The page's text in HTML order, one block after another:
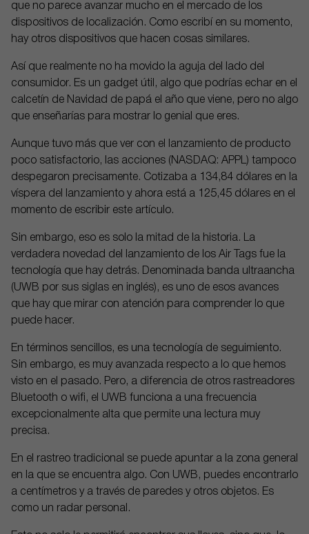
que no parece avanzar mucho en el mercado de los
dispositivos de localización. Como escribí en su momento,
hay otros dispositivos que hacen cosas similares.
Así que realmente no ha movido la aguja del lado del
consumidor. Es un gadget útil, algo que podrías echar en el
calcetín de Navidad de papá el año que viene, pero no algo
que enseñarías para mostrar lo genial que eres.
Aunque tuvo más que ver con el lanzamiento de producto
poco satisfactorio, las acciones (NASDAQ: APPL) tampoco
despegaron precisamente. Cotizaba a 134,84 dólares en la
víspera del lanzamiento y ahora está a 125,45 dólares en el
momento de escribir este artículo.
Sin embargo, eso es solo la mitad de la historia. La
verdadera novedad del lanzamiento de los Air Tags fue la
tecnología que hay detrás. Denominada banda ultraancha
(UWB por sus siglas en inglés), es uno de esos avances
que hay que mirar con atención para comprender lo que
puede hacer.
En términos sencillos, es una tecnología de seguimiento.
Sin embargo, es muy avanzada respecto a lo que hemos
visto en el pasado. Pero, a diferencia de otros rastreadores
Bluetooth o wifi, el UWB funciona a una frecuencia
excepcionalmente alta que permite una lectura muy
precisa.
En el rastreo tradicional se puede apuntar a la zona general
en la que se encuentra algo. Con UWB, puedes encontrarlo
a centímetros y a través de paredes y otros objetos. Es
como un radar personal.